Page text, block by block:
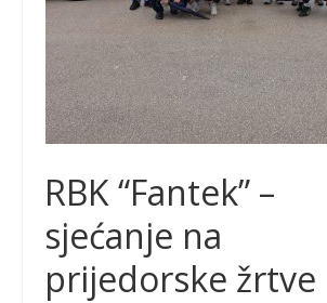
RBK “Fantek” –
sjećanje na
prijedorske žrtve